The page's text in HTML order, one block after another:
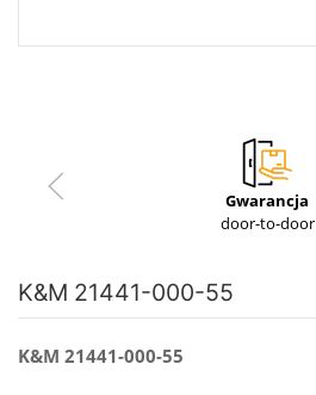
Gwarancja
door-to-door
K&M 21441-000-55
K&M 21441-000-55